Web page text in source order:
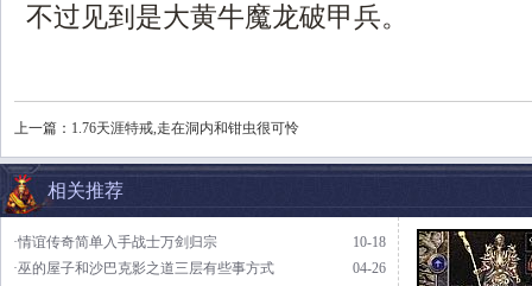
不过见到是大黄牛魔龙破甲兵。
上一篇： 1.76天涯特戒,走在洞内和钳虫很可怜
相关推荐
10-18
·情谊传奇简单入手战士万剑归宗
04-26
·巫的屋子和沙巴克影之道三层有些事方式